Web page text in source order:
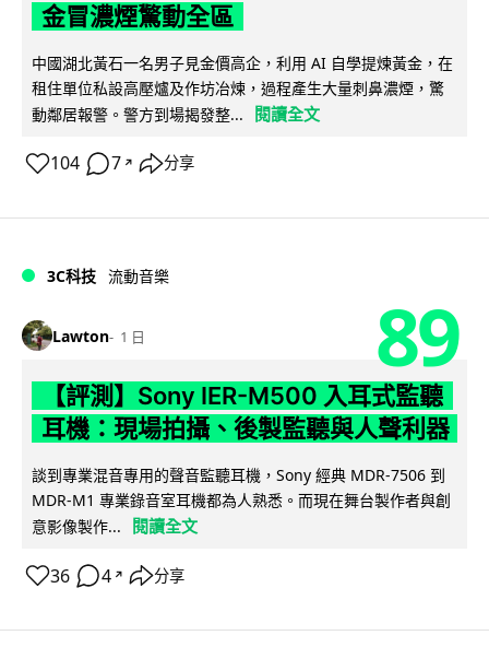
金冒濃煙驚動全區
中國湖北黃石一名男子見金價高企，利用 AI 自學提煉黃金，在
租住單位私設高壓爐及作坊冶煉，過程產生大量刺鼻濃煙，驚
動鄰居報警。警方到場揭發整...
閱讀全文
104 7 ↗ 分享
3C科技 流動音樂
Lawton 1 日 89
【評測】Sony IER-M500 入耳式監聽
耳機：現場拍攝、後製監聽與人聲利器
談到專業混音專用的聲音監聽耳機，Sony 經典 MDR-7506 到
MDR-M1 專業錄音室耳機都為人熟悉。而現在舞台製作者與創
意影像製作...
閱讀全文
36 4 ↗ 分享